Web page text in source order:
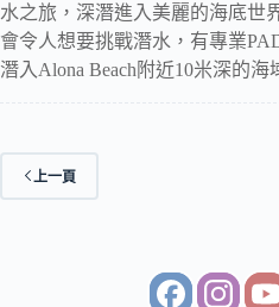
水之旅，深潛進入美麗的海底世
會令人想要挑戰潛水，有專業
潛入Alona Beach附近10米深的
上一頁